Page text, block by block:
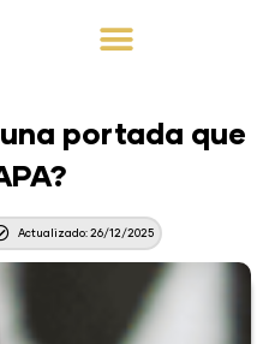
portada que
Actualizado: 26/12/2025